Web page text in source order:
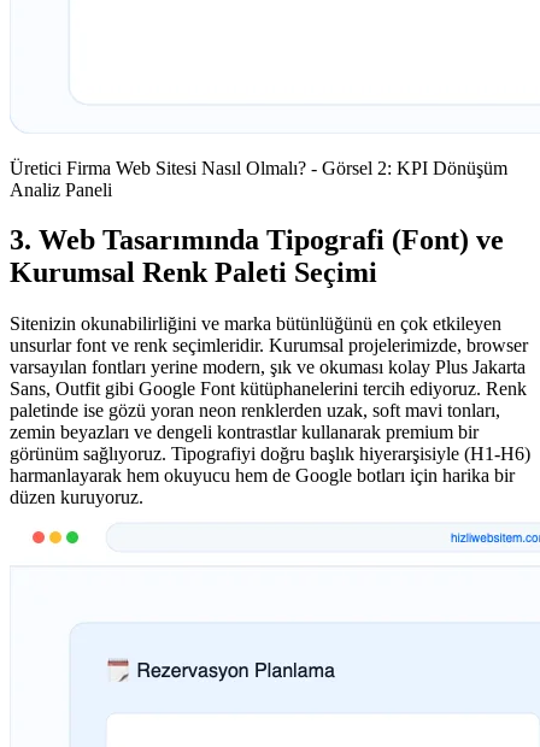
Üretici Firma Web Sitesi Nasıl Olmalı? - Görsel 2: KPI Dönüşüm
Analiz Paneli
3. Web Tasarımında Tipografi (Font) ve
Kurumsal Renk Paleti Seçimi
Sitenizin okunabilirliğini ve marka bütünlüğünü en çok etkileyen
unsurlar font ve renk seçimleridir. Kurumsal projelerimizde, browser
varsayılan fontları yerine modern, şık ve okuması kolay Plus Jakarta
Sans, Outfit gibi Google Font kütüphanelerini tercih ediyoruz. Renk
paletinde ise gözü yoran neon renklerden uzak, soft mavi tonları,
zemin beyazları ve dengeli kontrastlar kullanarak premium bir
görünüm sağlıyoruz. Tipografiyi doğru başlık hiyerarşisiyle (H1-H6)
harmanlayarak hem okuyucu hem de Google botları için harika bir
düzen kuruyoruz.